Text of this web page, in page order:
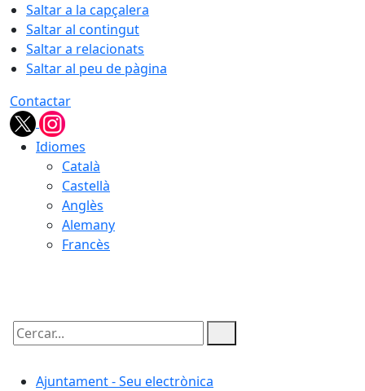
Saltar a la capçalera
Saltar al contingut
Saltar a relacionats
Saltar al peu de pàgina
Contactar
Idiomes
Català
Castellà
Anglès
Alemany
Francès
Cercar:
Ajuntament - Seu electrònica